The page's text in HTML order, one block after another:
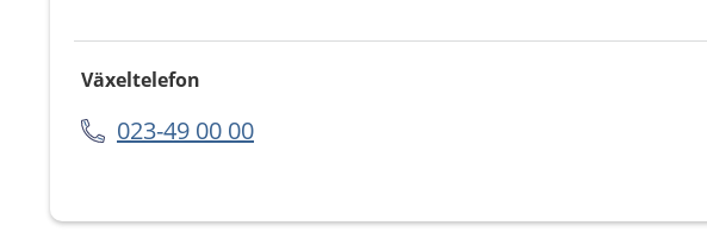
Växeltelefon
023-49 00 00